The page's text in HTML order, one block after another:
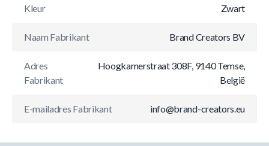
Kleur Zwart
Naam Fabrikant Brand Creators BV
Adres
Fabrikant
Hoogkamerstraat 308F, 9140 Temse,
België
E-mailadres Fabrikant info@brand-creators.eu